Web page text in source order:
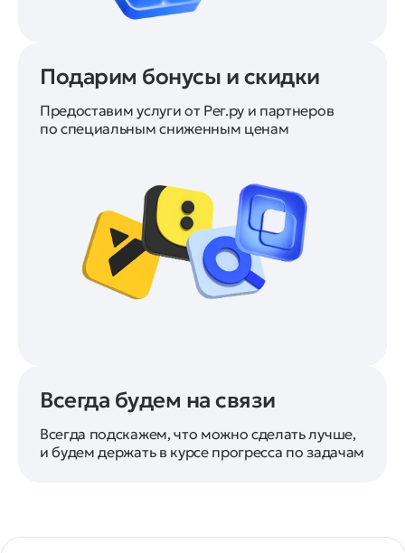
Подарим бонусы и скидки
Предоставим услуги от Рег.ру и партнеров
по специальным сниженным ценам
Всегда будем на связи
Всегда подскажем, что можно сделать лучше,
и будем держать в курсе прогресса по задачам